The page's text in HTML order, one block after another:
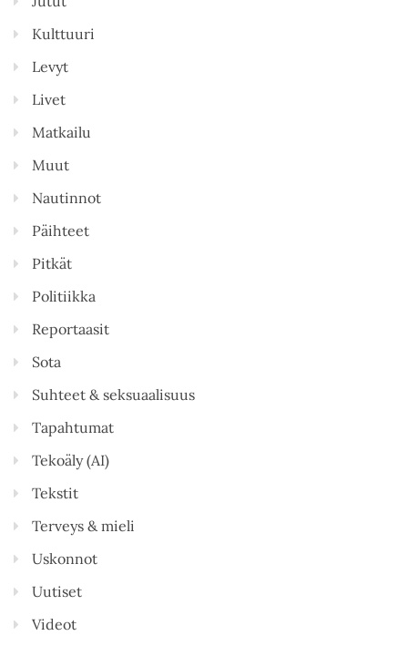
Kulttuuri
Levyt
Livet
Matkailu
Muut
Nautinnot
Päihteet
Pitkät
Politiikka
Reportaasit
Sota
Suhteet & seksuaalisuus
Tapahtumat
Tekoäly (AI)
Tekstit
Terveys & mieli
Uskonnot
Uutiset
Videot